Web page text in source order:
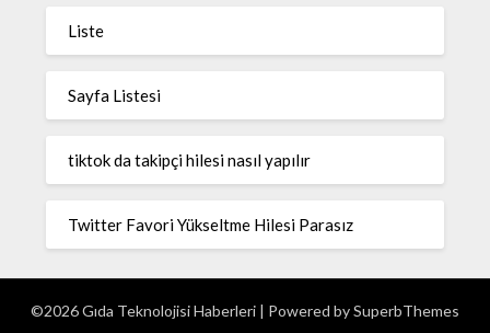
Liste
Sayfa Listesi
tiktok da takipçi hilesi nasıl yapılır
Twitter Favori Yükseltme Hilesi Parasız
©2026 Gıda Teknolojisi Haberleri | Powered bySuperbThemes